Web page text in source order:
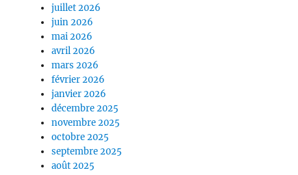
juillet 2026
juin 2026
mai 2026
avril 2026
mars 2026
février 2026
janvier 2026
décembre 2025
novembre 2025
octobre 2025
septembre 2025
août 2025